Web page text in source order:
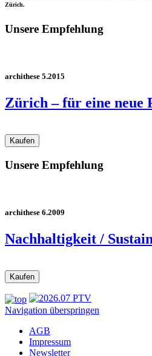
Zürich.
Unsere Empfehlung
archithese 5.2015
Zürich – für eine neue
Unsere Empfehlung
archithese 6.2009
Nachhaltigkeit /
Navigation überspringen
AGB
Impressum
Newsletter